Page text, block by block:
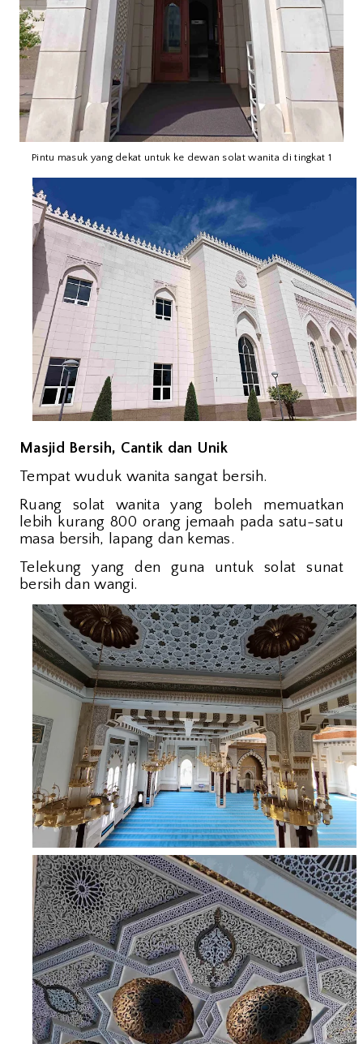
Pintu masuk yang dekat untuk ke dewan solat wanita di tingkat 1
Masjid Bersih, Cantik dan Unik
Tempat wuduk wanita sangat bersih.
Ruang solat wanita yang boleh memuatkan
lebih kurang 800 orang jemaah pada satu-satu
masa bersih, lapang dan kemas.
Telekung yang den guna untuk solat sunat
bersih dan wangi.